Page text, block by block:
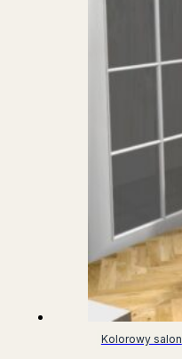
Kolorowy salon